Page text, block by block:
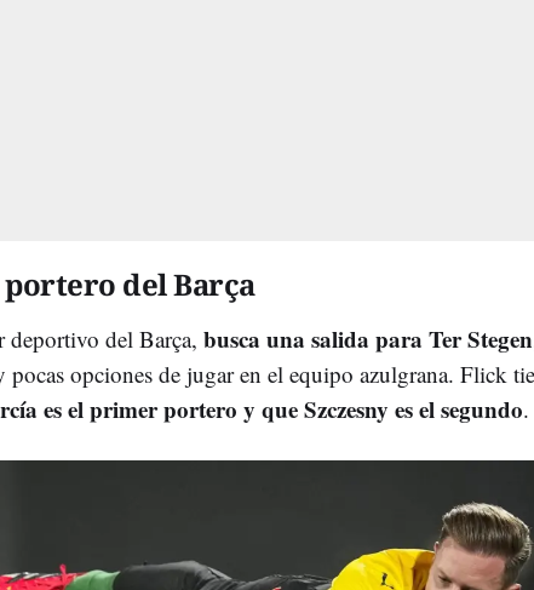
del Barça
deportivo del Barça, busca una salida para Ter Stegen
pocas opciones de jugar en el equipo azulgrana. Flick
es el primer portero y que Szczesny es el segundo.